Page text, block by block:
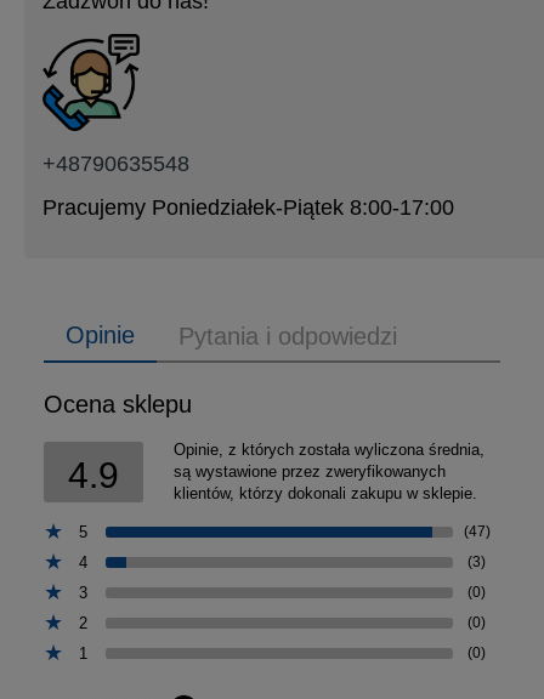
+48790635548
Pracujemy Poniedziałek-Piątek 8:00-17:00
Opinie Pytania i odpowiedzi
Ocena sklepu
4.9
Opinie, z których została wyliczona średnia,
są wystawione przez zweryfikowanych
klientów, którzy dokonali zakupu w sklepie.
5 (47)
4 (3)
3 (0)
2 (0)
1 (0)